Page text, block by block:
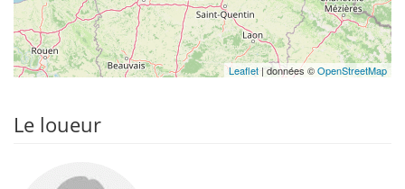
Leaflet | données ©OpenStreetMap
Le loueur